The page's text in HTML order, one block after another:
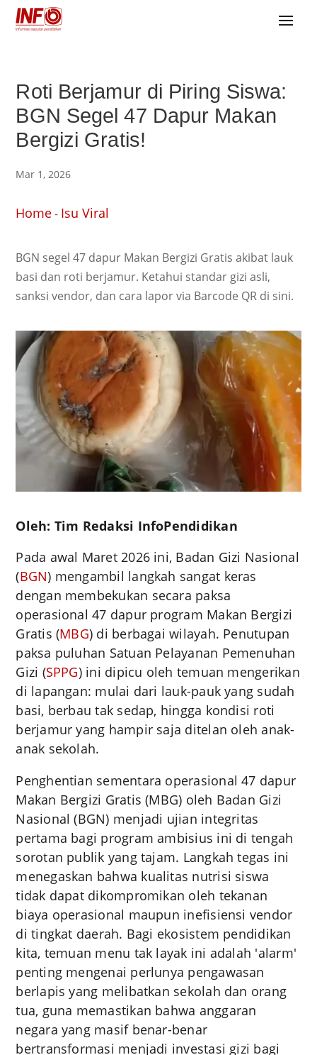
Roti Berjamur di Piring Siswa:
BGN Segel 47 Dapur Makan
Bergizi Gratis!
Mar 1, 2026
Home- Isu Viral
BGN segel 47 dapur Makan Bergizi Gratis akibat lauk
basi dan roti berjamur. Ketahui standar gizi asli,
sanksi vendor, dan cara lapor via Barcode QR di sini.
Oleh: Tim Redaksi InfoPendidikan
Pada awal Maret 2026 ini, Badan Gizi Nasional
(BGN) mengambil langkah sangat keras
dengan membekukan secara paksa
operasional 47 dapur program Makan Bergizi
Gratis (MBG) di berbagai wilayah. Penutupan
paksa puluhan Satuan Pelayanan Pemenuhan
Gizi (SPPG) ini dipicu oleh temuan mengerikan
di lapangan: mulai dari lauk-pauk yang sudah
basi, berbau tak sedap, hingga kondisi roti
berjamur yang hampir saja ditelan oleh anak-
anak sekolah.
Penghentian sementara operasional 47 dapur
Makan Bergizi Gratis (MBG) oleh Badan Gizi
Nasional (BGN) menjadi ujian integritas
pertama bagi program ambisius ini di tengah
sorotan publik yang tajam. Langkah tegas ini
menegaskan bahwa kualitas nutrisi siswa
tidak dapat dikompromikan oleh tekanan
biaya operasional maupun inefisiensi vendor
di tingkat daerah. Bagi ekosistem pendidikan
kita, temuan menu tak layak ini adalah 'alarm'
penting mengenai perlunya pengawasan
berlapis yang melibatkan sekolah dan orang
tua, guna memastikan bahwa anggaran
negara yang masif benar-benar
bertransformasi menjadi investasi gizi bagi